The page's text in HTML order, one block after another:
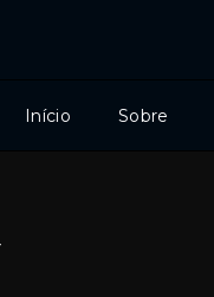
Início Sobre